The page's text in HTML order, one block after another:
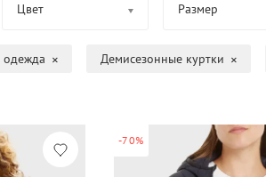
Цвет Размер
одежда Демисезонные куртки
-70%